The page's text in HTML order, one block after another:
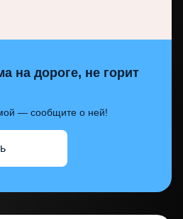
на дороге, не горит
— сообщите о ней!